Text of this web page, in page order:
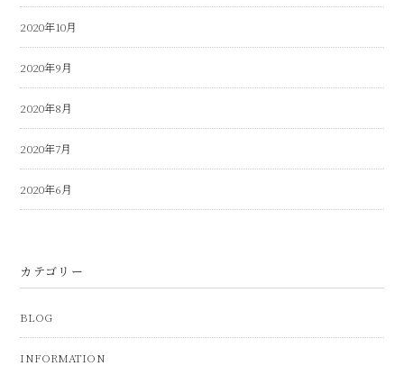
2020年10月
2020年9月
2020年8月
2020年7月
2020年6月
カテゴリー
BLOG
INFORMATION